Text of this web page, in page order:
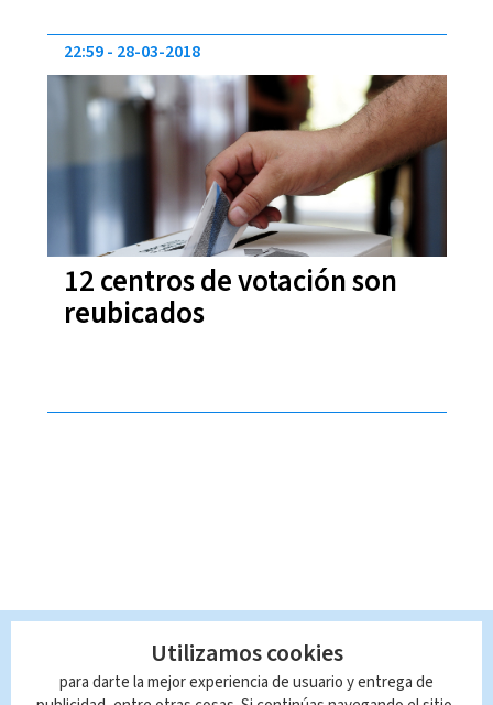
12 centros de votación son
reubicados
22:59 28-03-2018
Utilizamos cookies
para darte la mejor experiencia de usuario y entrega de